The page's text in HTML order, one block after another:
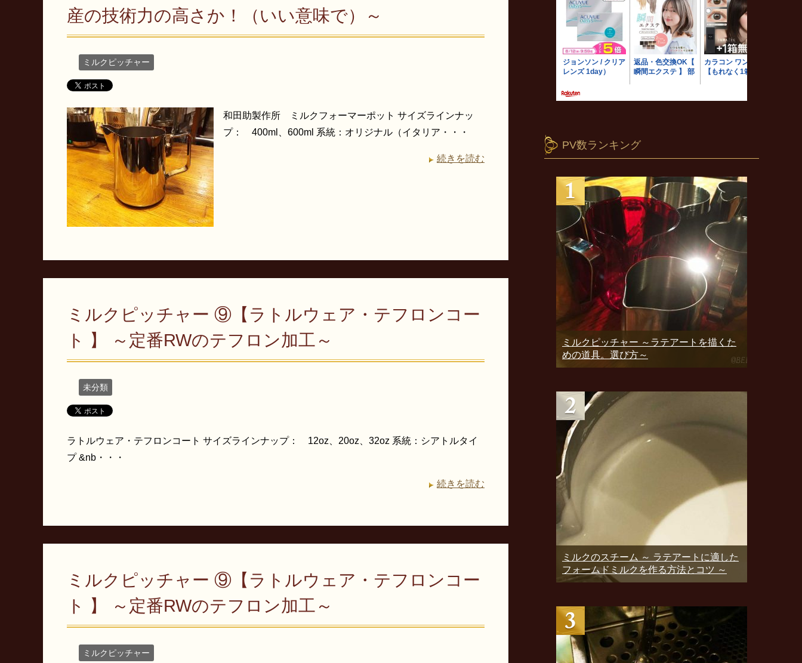
産の技術力の高さか！（いい意味で）～
ミルクピッチャー
和田助製作所 ミルクフォーマーポット サイズラインナッ
プ： 400ml、600ml 系統：オリジナル（イタリア・・・
続きを読む
ミルクピッチャー ⑨【ラトルウェア・テフロンコー
ト 】 ～定番RWのテフロン加工～
未分類
ラトルウェア・テフロンコート サイズラインナップ： 12oz、20oz、32oz 系統：シアトルタイ
プ &nb・・・
続きを読む
ミルクピッチャー ⑨【ラトルウェア・テフロンコー
ト 】 ～定番RWのテフロン加工～
ミルクピッチャー
PV数ランキング
ミルクピッチャー ～ラテアートを描くた
めの道具。選び方～
ミルクのスチーム ～ ラテアートに適した
フォームドミルクを作る方法とコツ ～